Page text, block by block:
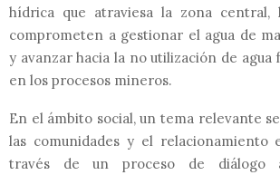
hídrica que atraviesa la zona central,
comprometen a gestionar el agua de
y avanzar hacia la no utilización de
en los procesos mineros.
En el ámbito social, un tema relevante
las comunidades y el
través de un proceso de diálogo